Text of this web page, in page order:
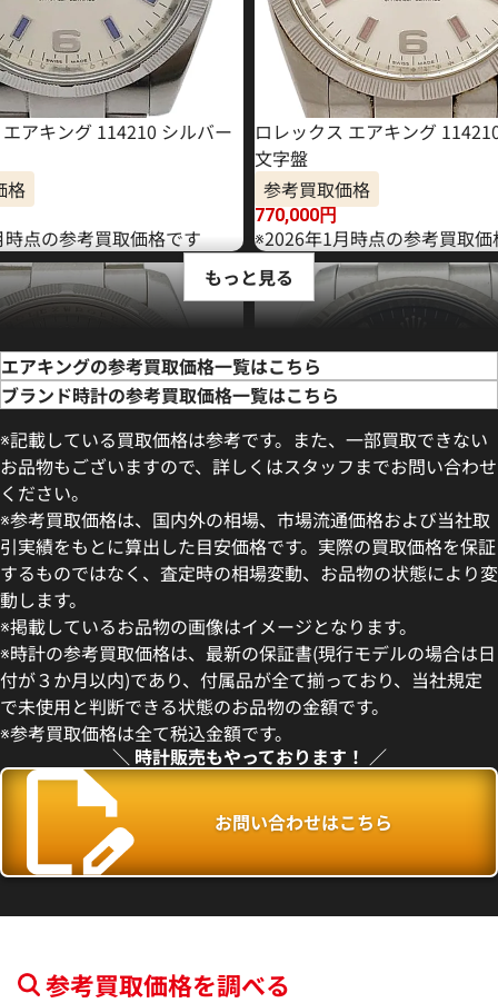
アキング 114210 シルバー
格
点の参考買取価格です
ロレックス エアキング
文字盤
参考買取価格
770,000円
※2026年1月時点の参考買取価
アキング 114210 シルバー
格
点の参考買取価格です
参考買取価格
1,020,000円
※2025年12月時点の参考買取
もっと見る
エアキングの参考買取価格一覧はこちら
ブランド時計の参考買取価格一覧はこちら
※記載している買取価格は参考です。また、一部買取できない
お品物もございますので、詳しくはスタッフまでお問い合わせ
ください。
※参考買取価格は、国内外の相場、市場流通価格および当社取
引実績をもとに算出した目安価格です。実際の買取価格を保証
するものではなく、査定時の相場変動、お品物の状態により変
動します。
※掲載しているお品物の画像はイメージとなります。
※時計の参考買取価格は、最新の保証書(現行モデルの場合は日
付が３か月以内)であり、付属品が全て揃っており、当社規定
で未使用と判断できる状態のお品物の金額です。
※参考買取価格は全て税込金額です。
＼ 時計販売もやっております！ ／
お問い合わせはこちら
参考買取価格を調べる